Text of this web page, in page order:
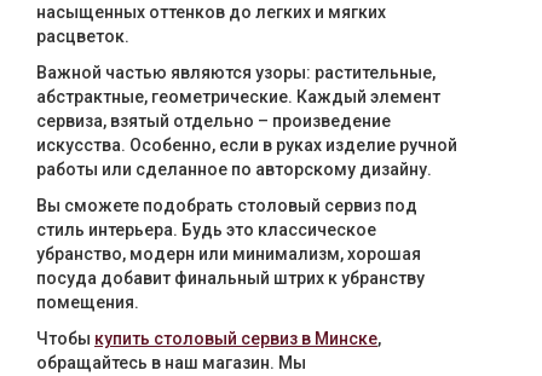
насыщенных оттенков до легких и мягких
расцветок.
Важной частью являются узоры: растительные,
абстрактные, геометрические. Каждый элемент
сервиза, взятый отдельно – произведение
искусства. Особенно, если в руках изделие ручной
работы или сделанное по авторскому дизайну.
Вы сможете подобрать столовый сервиз под
стиль интерьера. Будь это классическое
убранство, модерн или минимализм, хорошая
посуда добавит финальный штрих к убранству
помещения.
Чтобы купить столовый сервиз в Минске,
обращайтесь в наш магазин. Мы